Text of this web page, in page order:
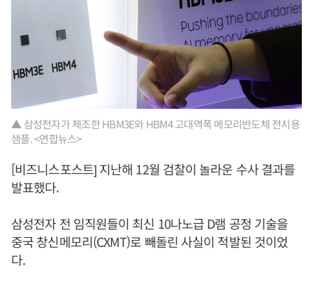
▲ 삼성전자가 제조한 HBM3E와 HBM4 고대역폭 메모리반도체 전시용
샘플. <연합뉴스>
[비즈니스포스트] 지난해 12월 검찰이 놀라운 수사 결과를
발표했다.
삼성전자 전 임직원들이 최신 10나노급 D램 공정 기술을
중국 창신메모리(CXMT)로 빼돌린 사실이 적발된 것이었
다.